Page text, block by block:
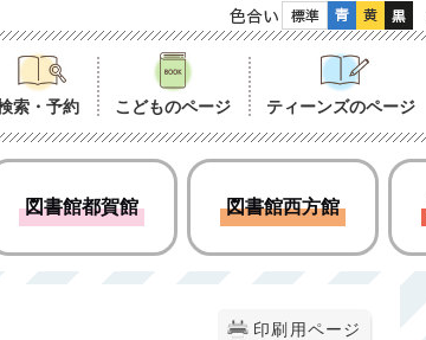
色合い
索・予約 こどものページ ティーンズのページ
図書館都賀館 図書館西方館
印刷用ページ